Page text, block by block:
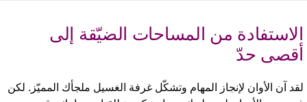
من المساحات الضيّقة إلى
حدّ
آن الأوان لإنجاز المهام وتشكّل غرفة الغسيل ملجأك المميّز. لكن